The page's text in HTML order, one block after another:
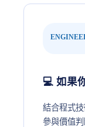
💻 如果
結合程式
參與價值